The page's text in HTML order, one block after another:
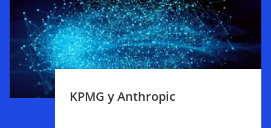
n
u
e
v
a
KPMG y Anthropic
s
a